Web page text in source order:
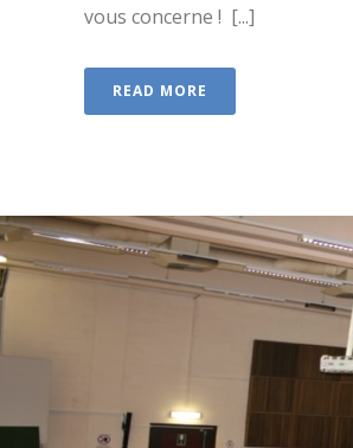
vous concerne ! [...]
READ MORE